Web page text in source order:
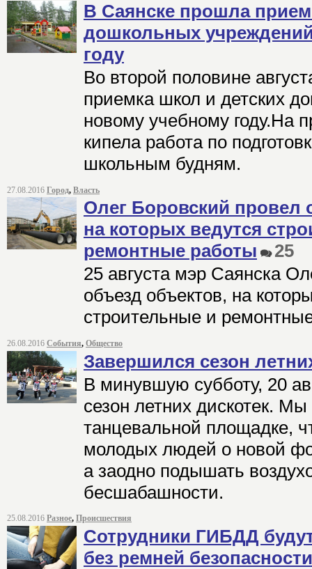
В Саянске прошла
дошкольных
году
Во второй половине
приемка школ и детских
новому учебному году.На
кипела работа по
школьным будням.
27.08.2016 Город, Власть
Олег Боровский провел
на которых ведутся
ремонтные работы
25
25 августа мэр Саянска
объезд объектов, на
строительные и
26.08.2016 События, Общество
Завершился сезон
В минувшую субботу, 20
сезон летних дискотек.
танцевальной площадке,
молодых людей о новой
а заодно подышать
бесшабашности.
25.08.2016 Разное, Происшествия
Сотрудники ГИБДД
без ремней безопасности